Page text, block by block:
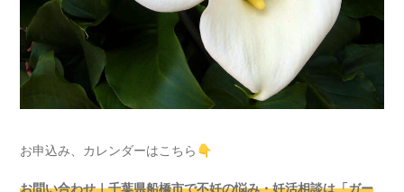
お申込み、カレンダーはこちら👇
お問い合わせ｜千葉県船橋市で不妊の悩み・妊活相談は「ガー